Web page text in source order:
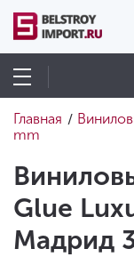
Главная /
mm
Glue
Мадрид